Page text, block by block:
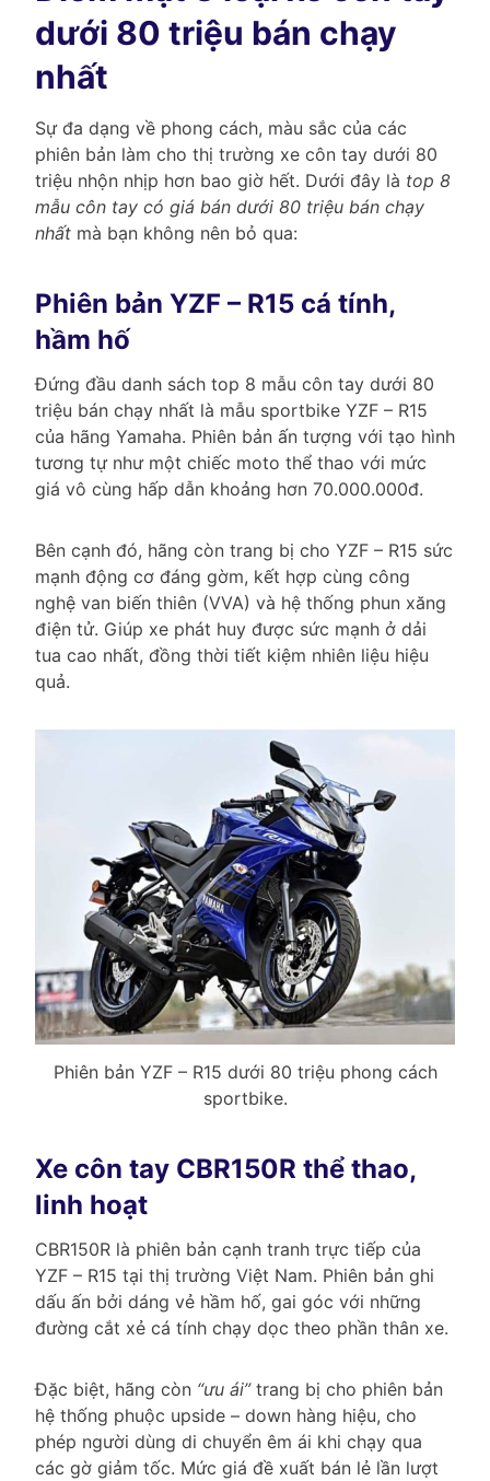
dưới 80 triệu bán chạy
nhất
Sự đa dạng về phong cách, màu sắc của các
phiên bản làm cho thị trường xe côn tay dưới 80
triệu nhộn nhịp hơn bao giờ hết. Dưới đây là top 8
mẫu côn tay có giá bán dưới 80 triệu bán chạy
nhất mà bạn không nên bỏ qua:
Phiên bản YZF – R15 cá tính,
hầm hố
Đứng đầu danh sách top 8 mẫu côn tay dưới 80
triệu bán chạy nhất là mẫu sportbike YZF – R15
của hãng Yamaha. Phiên bản ấn tượng với tạo hình
tương tự như một chiếc moto thể thao với mức
giá vô cùng hấp dẫn khoảng hơn 70.000.000đ.
Bên cạnh đó, hãng còn trang bị cho YZF – R15 sức
mạnh động cơ đáng gờm, kết hợp cùng công
nghệ van biến thiên (VVA) và hệ thống phun xăng
điện tử. Giúp xe phát huy được sức mạnh ở dải
tua cao nhất, đồng thời tiết kiệm nhiên liệu hiệu
quả.
Phiên bản YZF – R15 dưới 80 triệu phong cách
sportbike.
Xe côn tay CBR150R thể thao,
linh hoạt
CBR150R là phiên bản cạnh tranh trực tiếp của
YZF – R15 tại thị trường Việt Nam. Phiên bản ghi
dấu ấn bởi dáng vẻ hầm hố, gai góc với những
đường cắt xẻ cá tính chạy dọc theo phần thân xe.
Đặc biệt, hãng còn “ưu ái”trang bị cho phiên bản
hệ thống phuộc upside – down hàng hiệu, cho
phép người dùng di chuyển êm ái khi chạy qua
các gờ giảm tốc. Mức giá đề xuất bán lẻ lần lượt